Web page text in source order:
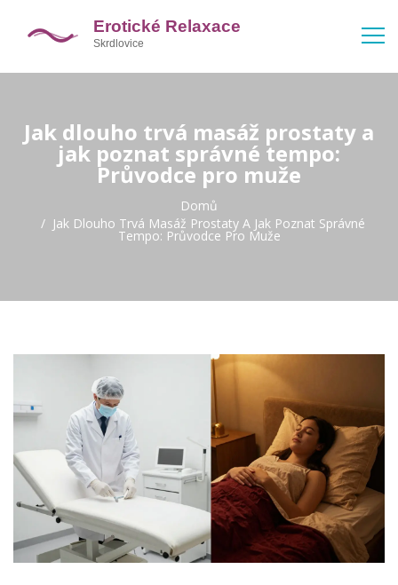
Jak dlouho trvá masáž prostaty a
jak poznat správné tempo:
Průvodce pro muže
Domů
Jak Dlouho Trvá Masáž Prostaty A Jak Poznat Správné
Tempo: Průvodce Pro Muže